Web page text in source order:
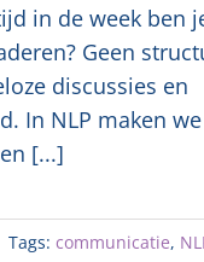
in de week ben
Geen
discussies en
In NLP maken
[...]
Tags: communicatie,